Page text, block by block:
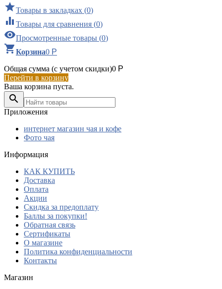
Товары в закладках (0)
 Товары для сравнения (0)
Просмотренные товары (0)
Корзина0 Р
Общая сумма (с учетом скидки)0 Р
Перейти в корзину
Ваша корзина пуста.

Приложения
интернет магазин чая и кофе
Фото чая
Информация
КАК КУПИТЬ
Доставка
Оплата
Акции
Скидка за предоплату
Баллы за покупки!
Обратная связь
Сертификаты​
О магазине
​Политика конфиденциальности
Контакты
Магазин